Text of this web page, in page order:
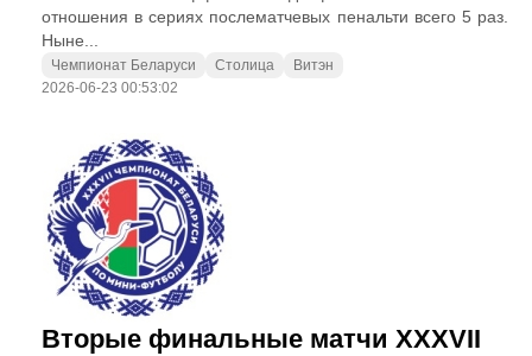
отношения в сериях послематчевых пенальти всего 5 раз.
Ныне...
Чемпионат Беларуси Столица
Витэн
2026-06-23 00:53:02
Вторые финальные матчи XXXVII